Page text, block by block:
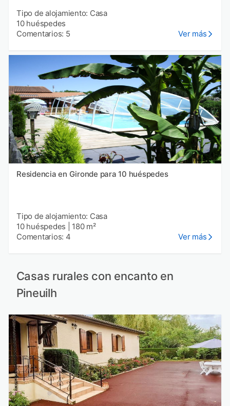
Tipo de alojamiento: Casa
10 huéspedes
Comentarios: 5
Ver más
Residencia en Gironde para 10 huéspedes
Tipo de alojamiento: Casa
10 huéspedes
180 m²
Comentarios: 4
Ver más
Casas rurales con encanto en
Pineuilh